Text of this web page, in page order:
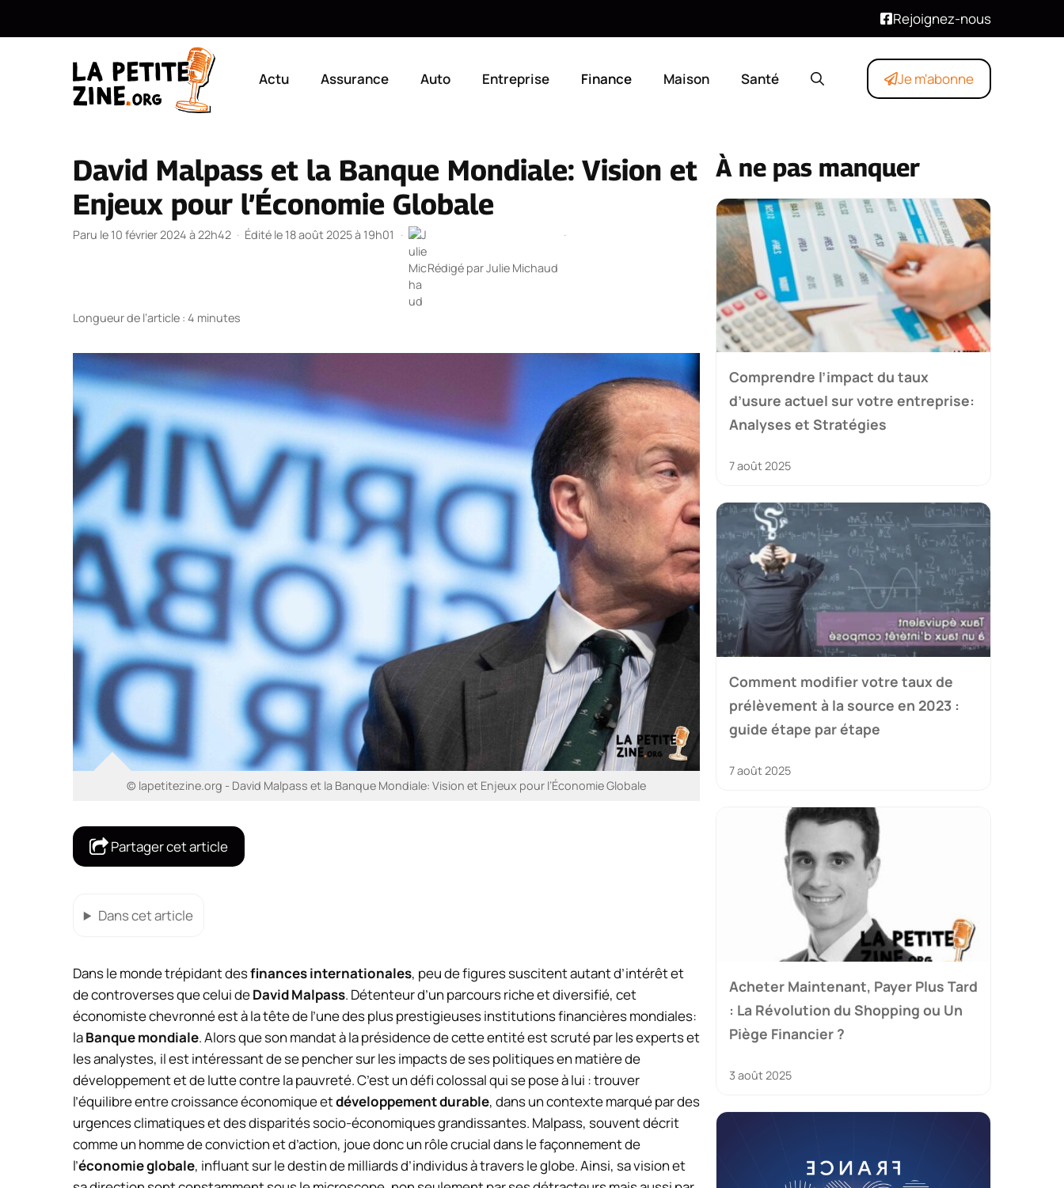
Rejoignez-nous
Actu Assurance Auto Entreprise Finance Maison Santé Je m'abonne
David Malpass et la Banque Mondiale: Vision et
Enjeux pour l’Économie Globale
Paru le 10 février 2024 à 22h42 · Édité le 18 août 2025 à 19h01 ·
Rédigé parJulie Michaud
·
Longueur de l’article : 4 minutes
© lapetitezine.org - David Malpass et la Banque Mondiale: Vision et Enjeux pour l’Économie Globale
Partager cet article
Dans cet article
Dans le monde trépidant desfinances internationales, peu de figures suscitent autant d’intérêt et
de controverses que celui deDavid Malpass. Détenteur d’un parcours riche et diversifié, cet
économiste chevronné est à la tête de l’une des plus prestigieuses institutions financières mondiales:
laBanque mondiale. Alors que son mandat à la présidence de cette entité est scruté par les experts et
les analystes, il est intéressant de se pencher sur les impacts de ses politiques en matière de
développement et de lutte contre la pauvreté. C’est un défi colossal qui se pose à lui : trouver
l’équilibre entre croissance économique etdéveloppement durable, dans un contexte marqué par des
urgences climatiques et des disparités socio-économiques grandissantes. Malpass, souvent décrit
comme un homme de conviction et d’action, joue donc un rôle crucial dans le façonnement de
l’économie globale, influant sur le destin de milliards d’individus à travers le globe. Ainsi, sa vision et
À ne pas manquer
Comprendre l’impact du taux
d’usure actuel sur votre entreprise:
Analyses et Stratégies
7 août 2025
Comment modifier votre taux de
prélèvement à la source en 2023 :
guide étape par étape
7 août 2025
Acheter Maintenant, Payer Plus Tard
: La Révolution du Shopping ou Un
Piège Financier ?
3 août 2025